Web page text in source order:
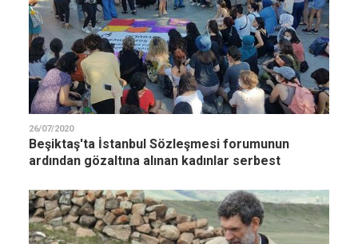
26/07/2020
Beşiktaş'ta İstanbul Sözleşmesi forumunun
ardından gözaltına alınan kadınlar serbest